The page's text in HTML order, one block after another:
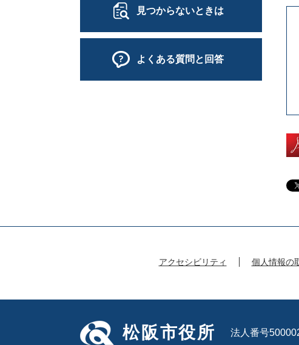
見つからないときは
よくある質問と回答
アクセシビリティ 個人情報の
松阪市役所 法人番号